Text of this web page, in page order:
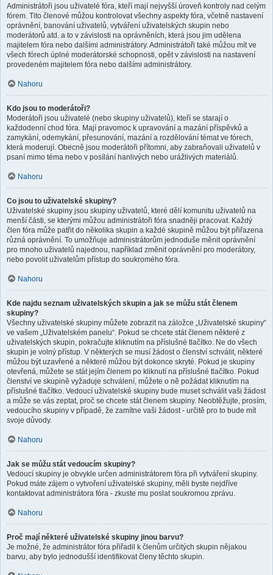
Administrátoři jsou uživatelé fóra, kteří mají nejvyšší úroveň kontroly nad celým
fórem. Tito členové můžou kontrolovat všechny aspekty fóra, včetně nastavení
oprávnění, banování uživatelů, vytváření uživatelských skupin nebo
moderátorů atd. a to v závislosti na oprávněních, která jsou jim udělena
majitelem fóra nebo dalšími administrátory. Administrátoři také můžou mít ve
všech fórech úplné moderátorské schopnosti, opět v závislosti na nastavení
provedeném majitelem fóra nebo dalšími administrátory.
Nahoru
Kdo jsou to moderátoři?
Moderátoři jsou uživatelé (nebo skupiny uživatelů), kteří se starají o
každodenní chod fóra. Mají pravomoc k upravování a mazání příspěvků a
zamykání, odemykání, přesunování, mazání a rozdělování témat ve fórech,
která moderují. Obecně jsou moderátoři přítomni, aby zabraňovali uživatelů v
psaní mimo téma nebo v posílání hanlivých nebo urážlivých materiálů.
Nahoru
Co jsou to uživatelské skupiny?
Uživatelské skupiny jsou skupiny uživatelů, které dělí komunitu uživatelů na
menší části, se kterými můžou administrátoři fóra snadněji pracovat. Každý
člen fóra může patřit do několika skupin a každé skupině můžou být přiřazena
různá oprávnění. To umožňuje administrátorům jednoduše měnit oprávnění
pro mnoho uživatelů najednou, například změnit oprávnění pro moderátory,
nebo povolit uživatelům přístup do soukromého fóra.
Nahoru
Kde najdu seznam uživatelských skupin a jak se můžu stát členem
skupiny?
Všechny uživatelské skupiny můžete zobrazit na záložce „Uživatelské skupiny“
ve vašem „Uživatelském panelu“. Pokud se chcete stát členem některé z
uživatelských skupin, pokračujte kliknutím na příslušné tlačítko. Ne do všech
skupin je volný přístup. V některých se musí žádost o členství schválit, některé
můžou být uzavřené a některé můžou být dokonce skryté. Pokud je skupiny
otevřená, můžete se stát jejím členem po kliknutí na příslušné tlačítko. Pokud
členství ve skupině vyžaduje schválení, můžete o ně požádat kliknutím na
příslušné tlačítko. Vedoucí uživatelské skupiny bude muset schválit vaši žádost
a může se vás zeptat, proč se chcete stát členem skupiny. Neobtěžujte, prosím,
vedoucího skupiny v případě, že zamítne vaši žádost - určitě pro to bude mít
svoje důvody.
Nahoru
Jak se můžu stát vedoucím skupiny?
Vedoucí skupiny je obvykle určen administrátorem fóra při vytváření skupiny.
Pokud máte zájem o vytvoření uživatelské skupiny, měli byste nejdříve
kontaktovat administrátora fóra - zkuste mu poslat soukromou zprávu.
Nahoru
Proč mají některé uživatelské skupiny jinou barvu?
Je možné, že administrátor fóra přiřadil k členům určitých skupin nějakou
barvu, aby bylo jednodušší identifikovat členy těchto skupin.